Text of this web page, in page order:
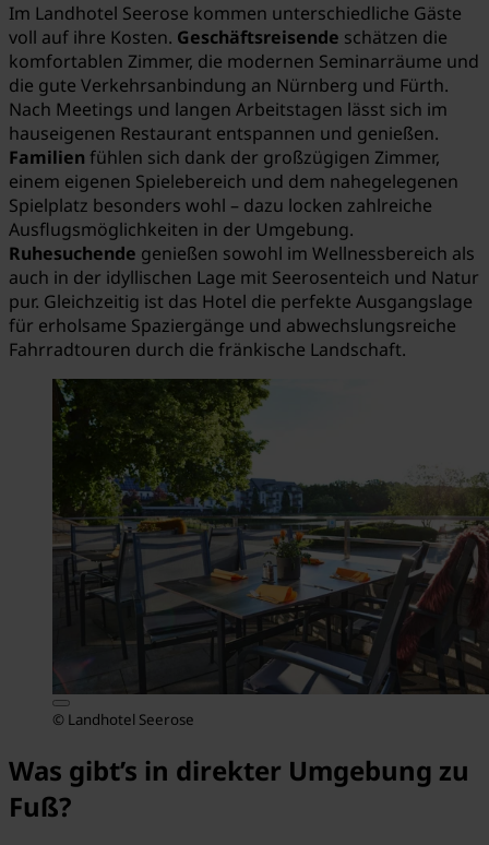
Im Landhotel Seerose kommen unterschiedliche Gäste
voll auf ihre Kosten. Geschäftsreisende schätzen die
komfortablen Zimmer, die modernen Seminarräume und
die gute Verkehrsanbindung an Nürnberg und Fürth.
Nach Meetings und langen Arbeitstagen lässt sich im
hauseigenen Restaurant entspannen und genießen.
Familien fühlen sich dank der großzügigen Zimmer,
einem eigenen Spielebereich und dem nahegelegenen
Spielplatz besonders wohl – dazu locken zahlreiche
Ausflugsmöglichkeiten in der Umgebung.
Ruhesuchende genießen sowohl im Wellnessbereich als
auch in der idyllischen Lage mit Seerosenteich und Natur
pur. Gleichzeitig ist das Hotel die perfekte Ausgangslage
für erholsame Spaziergänge und abwechslungsreiche
Fahrradtouren durch die fränkische Landschaft.
© Landhotel Seerose
Was gibt’s in direkter Umgebung zu
Fuß?